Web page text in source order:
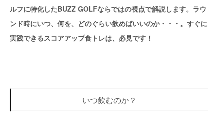
ルフに特化したBUZZ GOLFならではの視点で解説します。ラウ
ンド時にいつ、何を、どのぐらい飲めばいいのか・・・。すぐに
実践できるスコアアップ食トレは、必見です！
いつ飲むのか？